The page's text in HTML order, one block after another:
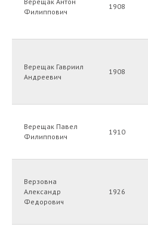
Филиппович
1908
Верещак Гавриил
Андреевич
1908
Верещак Павел
Филиппович
1910
Верзовна
Александр
Федорович
1926